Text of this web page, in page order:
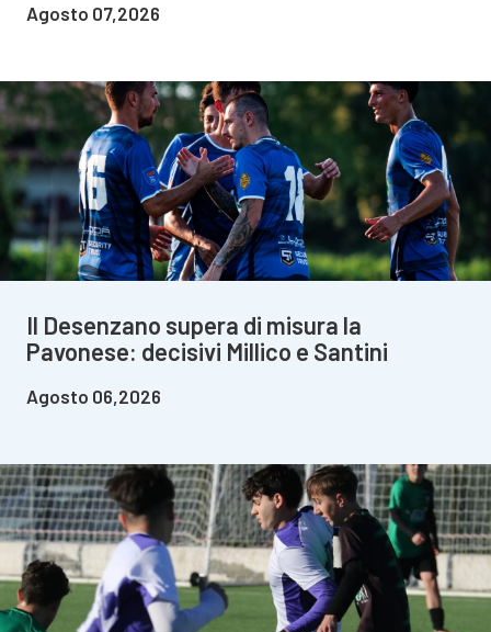
Agosto 07,2026
Il Desenzano supera di misura la
Pavonese: decisivi Millico e Santini
Agosto 06,2026